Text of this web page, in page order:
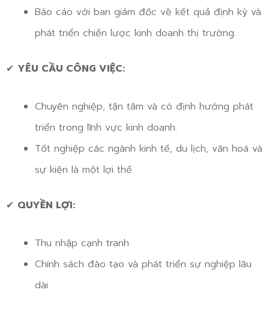
Báo cáo với ban giám đốc về kết quả định kỳ và
phát triển chiến lược kinh doanh thị trường.
✔ YÊU CẦU CÔNG VIỆC:
Chuyên nghiệp, tận tâm và có định hướng phát
triển trong lĩnh vực kinh doanh.
Tốt nghiệp các ngành kinh tế, du lịch, văn hoá và
sự kiện là một lợi thế.
✔ QUYỀN LỢI:
Thu nhập cạnh tranh
Chính sách đào tạo và phát triển sự nghiệp lâu
dài